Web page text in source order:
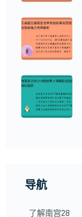
导航
了解南宫28